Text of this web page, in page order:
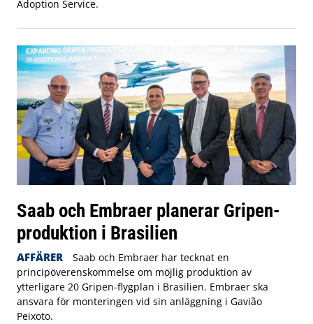
Adoption Service.
Saab och Embraer planerar Gripen-
produktion i Brasilien
AFFÄRER
Saab och Embraer har tecknat en
principöverenskommelse om möjlig produktion av
ytterligare 20 Gripen-flygplan i Brasilien. Embraer ska
ansvara för monteringen vid sin anläggning i Gavião
Peixoto.